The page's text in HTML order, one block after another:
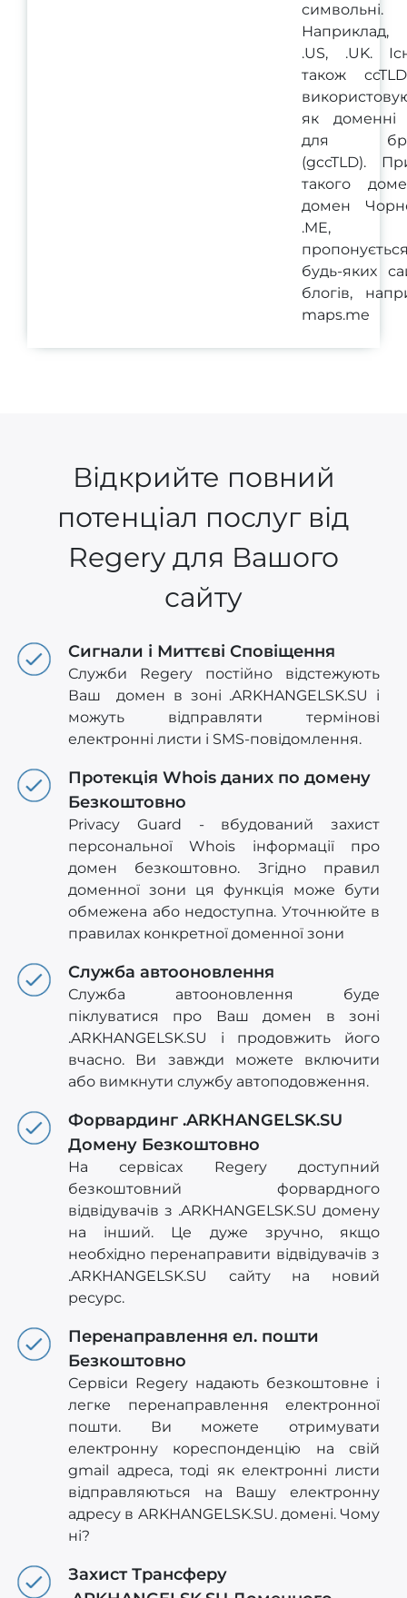
символьні.
.US, .UK.
також
як доменні
для
(gccTLD).
такого
домен
.ME,
будь-яких
блогів,
maps.me
Відкрийте повний
потенціал послуг від
Regery для Вашого
сайту
Сигнали і Миттєві Сповіщення
Служби Regery постійно відстежують
Ваш домен в зоні .ARKHANGELSK.SU і
можуть відправляти термінові
електронні листи і SMS-повідомлення.
Протекція Whois даних по домену
Безкоштовно
Privacy Guard - вбудований захист
персональної Whois інформації про
домен безкоштовно. Згідно правил
доменної зони ця функція може бути
обмежена або недоступна. Уточнюйте в
правилах конкретної доменної зони
Служба автооновлення
Служба автооновлення буде
піклуватися про Ваш домен в зоні
.ARKHANGELSK.SU і продовжить його
вчасно. Ви завжди можете включити
або вимкнути службу автоподовження.
Форвардинг .ARKHANGELSK.SU
Домену Безкоштовно
На сервісах Regery доступний
безкоштовний форвардного
відвідувачів з .ARKHANGELSK.SU домену
на інший. Це дуже зручно, якщо
необхідно перенаправити відвідувачів з
.ARKHANGELSK.SU сайту на новий
ресурс.
Перенаправлення ел. пошти
Безкоштовно
Сервіси Regery надають безкоштовне і
легке перенаправлення електронної
пошти. Ви можете отримувати
електронну кореспонденцію на свій
gmail адреса, тоді як електронні листи
відправляються на Вашу електронну
адресу в ARKHANGELSK.SU. домені. Чому
ні?
Захист Трансферу